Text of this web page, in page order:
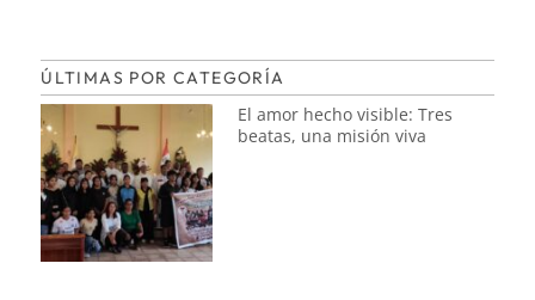
ÚLTIMAS POR CATEGORÍA
El amor hecho visible: Tres
beatas, una misión viva